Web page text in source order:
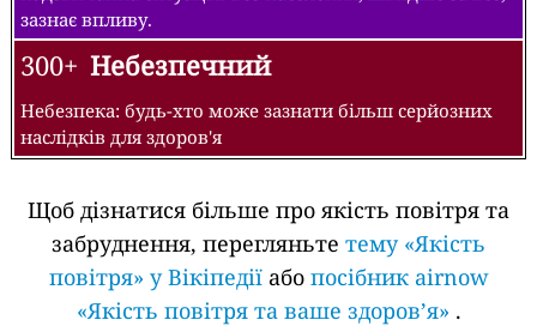
зазнає впливу.
300+ Небезпечний
Небезпека: будь-хто може зазнати більш серйозних
наслідків для здоров'я
Щоб дізнатися більше про якість повітря та
забруднення, перегляньте тему «Якість
повітря» у Вікіпедіїабо посібник airnow
«Якість повітря та ваше здоров’я» .